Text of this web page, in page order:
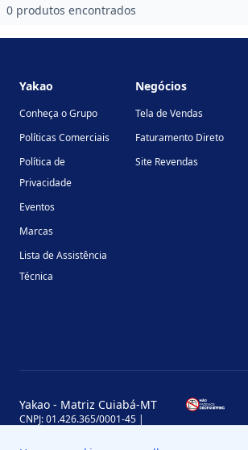
0 produtos encontrados
Yakao
Conheça o Grupo
Políticas Comerciais
Política de
Privacidade
Eventos
Marcas
Lista de Assistência
Técnica
Negócios
Tela de Vendas
Faturamento Direto
Site Revendas
Yakao - Matriz Cuiabá-MT
CNPJ: 01.426.365/0001-45 |